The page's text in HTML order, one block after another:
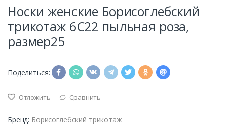
Носки женские Борисоглебский
трикотаж 6С22 пыльная роза,
размер25
Поделиться:
Отложить Сравнить
Бренд: Борисоглебский трикотаж